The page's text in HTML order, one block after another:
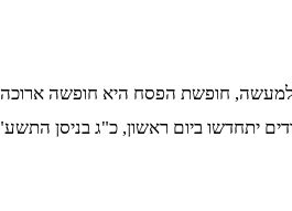
למעשה, חופשת הפסח היא חופשה